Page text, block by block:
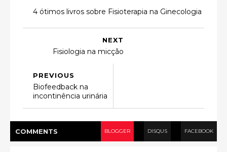
4 ótimos livros sobre Fisioterapia na Ginecologia
NEXT
Fisiologia na micção
PREVIOUS
Biofeedback na
incontinência urinária
COMMENTS BLOGGER DISQUS FACEBOOK